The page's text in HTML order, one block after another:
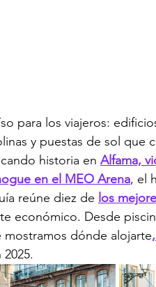
para los viajeros:
y puestas de sol que
historia en Alfama,
en el MEO Arena, el
reúne diez de los
económico. Desde
mostramos dónde alojarte